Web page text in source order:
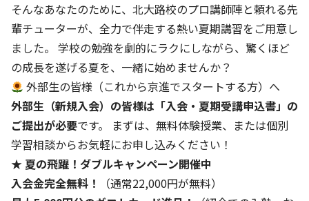
そんなあなたのために、北大路校のプロ講師陣と頼れる先
輩チューターが、全力で伴走する熱い夏期講習をご用意し
ました。 学校の勉強を劇的にラクにしながら、驚くほど
の成長を遂げる夏を、一緒に始めませんか？
外部生の皆様（これから京進でスタートする方）へ
外部生（新規入会）の皆様は「入会・夏期受講申込書」の
ご提出が必要です。 まずは、無料体験授業、または個別
学習相談からお気軽にお申し込みください！
★ 夏の飛躍！ダブルキャンペーン開催中
入会金完全無料！
（通常22,000円が無料）